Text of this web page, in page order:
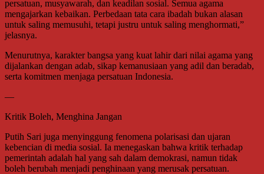
persatuan, musyawarah, dan keadilan sosial. Semua agama
mengajarkan kebaikan. Perbedaan tata cara ibadah bukan alasan
untuk saling memusuhi, tetapi justru untuk saling menghormati,”
jelasnya.
Menurutnya, karakter bangsa yang kuat lahir dari nilai agama yang
dijalankan dengan adab, sikap kemanusiaan yang adil dan beradab,
serta komitmen menjaga persatuan Indonesia.
—
Kritik Boleh, Menghina Jangan
Putih Sari juga menyinggung fenomena polarisasi dan ujaran
kebencian di media sosial. Ia menegaskan bahwa kritik terhadap
pemerintah adalah hal yang sah dalam demokrasi, namun tidak
boleh berubah menjadi penghinaan yang merusak persatuan.